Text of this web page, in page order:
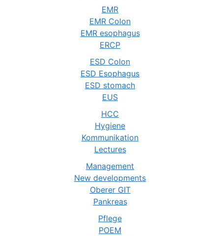
EMR
EMR Colon
EMR esophagus
ERCP
ESD Colon
ESD Esophagus
ESD stomach
EUS
HCC
Hygiene
Kommunikation
Lectures
Management
New developments
Oberer GIT
Pankreas
Pflege
POEM